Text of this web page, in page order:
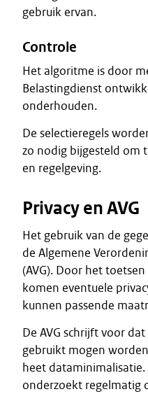
gebruik ervan.
Controle
Het algoritme is door
Belastingdienst
onderhouden.
De selectieregels
zo nodig bijgesteld om
en regelgeving.
Privacy en AVG
Het gebruik van de
de Algemene
(AVG). Door het
komen eventuele
kunnen passende
De AVG schrijft voor
gebruikt mogen
heet
onderzoekt regelmatig